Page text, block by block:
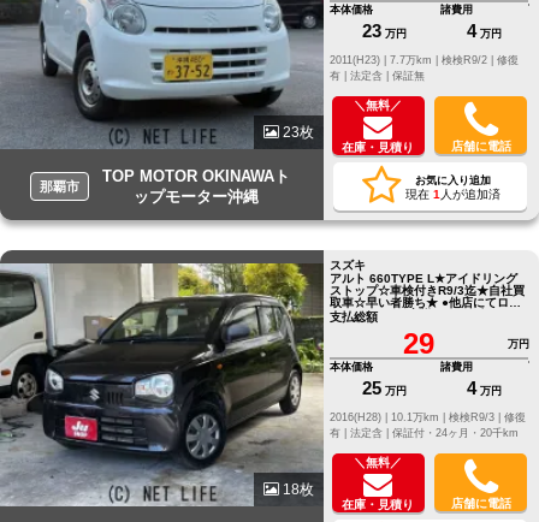
23枚
那覇市
TOP MOTOR OKINAWAト
ップモーター沖縄
本体価格
23 万円
諸費用
4 万円
修復
有 | 法定含 | 保証無
＼無料／
在庫・見積り 店舗に電話
お気に入り追加
現在 1 人が追加済
18枚
スズキ
アルト 660TYPE L★アイドリング
ストップ☆車検付きR9/3迄★自社買
取車☆早い者勝ち★ ●他店にてロー
ンNGだったお客様でもお気軽にご
相談ください●LINE ID[@805icatl]
支払総額
29
万円
本体価格
25 万円
諸費用
4 万円
修復
有 | 法定含 | 保証付・24ヶ月・20千km
＼無料／
在庫・見積り 店舗に電話